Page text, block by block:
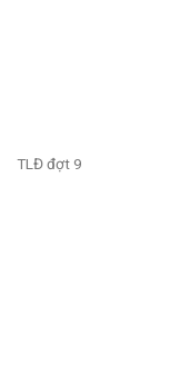
TLĐ đợt 9